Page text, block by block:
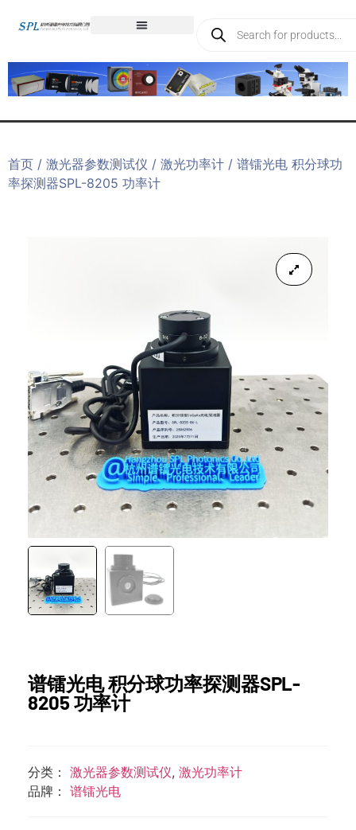
首页 / 激光器参数测试仪 / 激光功率计 / 谱镭光电 积分球功
率探测器SPL-8205 功率计
谱镭光电 积分球功率探测器SPL-
8205 功率计
分类： 激光器参数测试仪, 激光功率计
品牌： 谱镭光电